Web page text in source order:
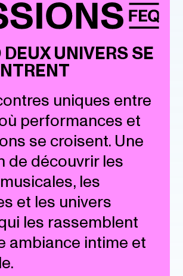
UNIVERS SE
uniques entre
performances et
se croisent. Une
de découvrir les
les
et les univers
les rassemblent
ambiance intime et